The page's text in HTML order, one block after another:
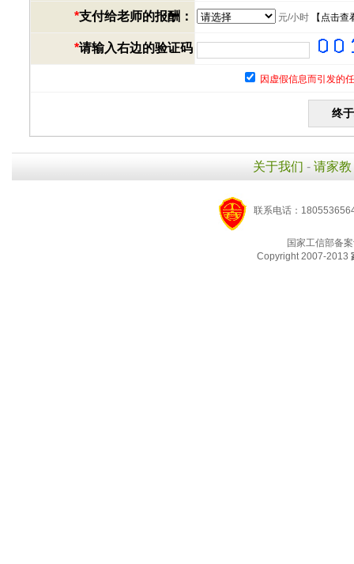
*支付给老师的报酬： 元/小时【 点击查
*请输入右边的验证码
因虚假信息而引发的
关于我们 - 请家教
联系电话：
国家工信部备
Copyright 2007-2013